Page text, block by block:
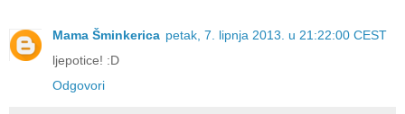
Mama Šminkerica petak, 7. lipnja 2013. u 21:22:00 CEST
ljepotice! :D
Odgovori